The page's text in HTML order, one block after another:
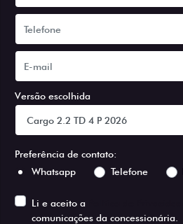
Versão escolhida
Preferência de contato:
Whatsapp
Telefone
Li e aceito a
comunicações da concessionária.